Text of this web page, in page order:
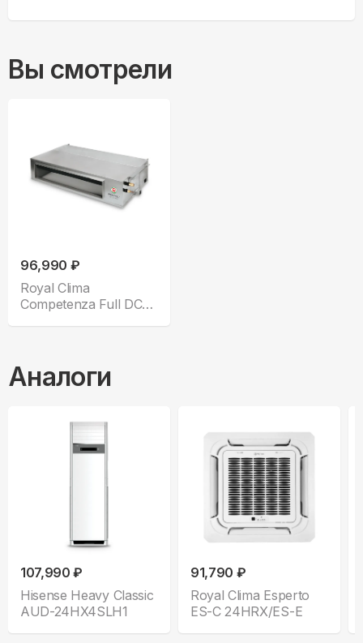
Вы смотрели
96,990 ₽
Royal Clima
Competenza Full DC
Аналоги
107,990 ₽
Hisense Heavy Classic
AUD-24HX4SLH1
91,790 ₽
Royal Clima Esperto
ES-C 24HRX/ES-E